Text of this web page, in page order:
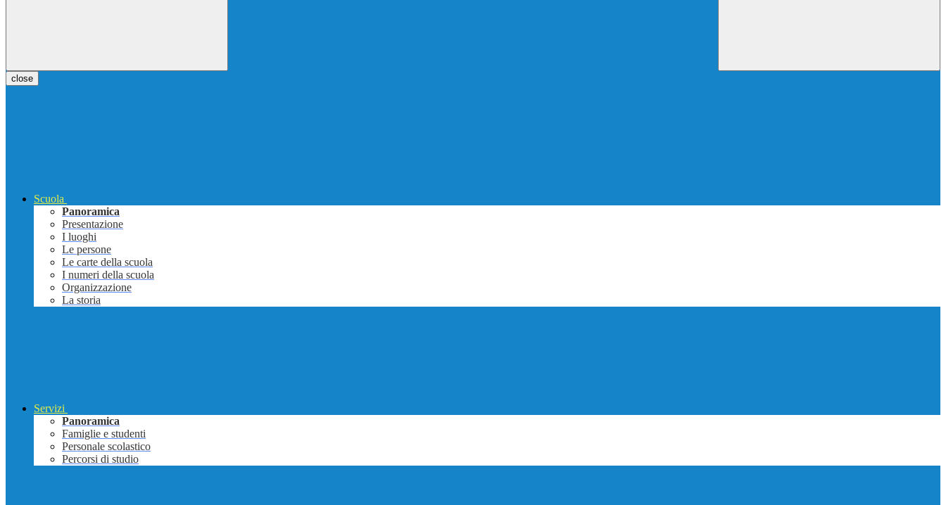
close
Scuola
Panoramica
Presentazione
I luoghi
Le persone
Le carte della scuola
I numeri della scuola
Organizzazione
La storia
Servizi
Panoramica
Famiglie e studenti
Personale scolastico
Percorsi di studio